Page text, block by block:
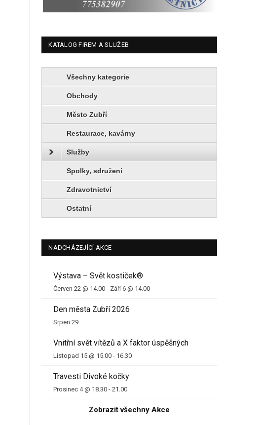
KATALOG FIREM A SLUŽEB
Všechny kategorie
Obchody
Město Zubří
Restaurace, kavárny
Služby
Spolky, sdružení
Zdravotnictví
Ostatní
NADCHÁZEJÍCÍ AKCE
Výstava – Svět kostiček®
Červen 22 @ 14.00 - Září 6 @ 14.00
Den města Zubří 2026
Srpen 29
Vnitřní svět vítězů a X faktor úspěšných
Listopad 15 @ 15.00 - 16.30
Travesti Divoké kočky
Prosinec 4 @ 18.30 -21.00
Zobrazit všechny Akce